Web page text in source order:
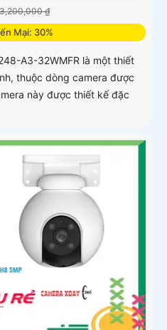
₫
Mại: 30%
A3-32WMFR là một thiết
thuộc dòng camera được
này được thiết kế đặc